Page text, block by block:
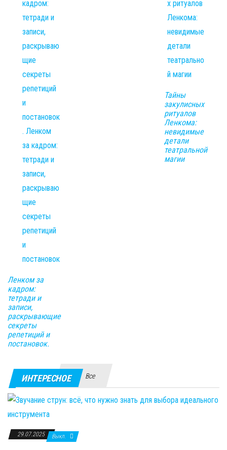
Ленком за
кадром:
тетради и
записи,
раскрывающие
секреты
репетиций и
постановок.
Тайны
закулисных
ритуалов
Ленкома:
невидимые
детали
театральной
магии
ИНТЕРЕСНОЕ Все
29.07.2025 Выкл.